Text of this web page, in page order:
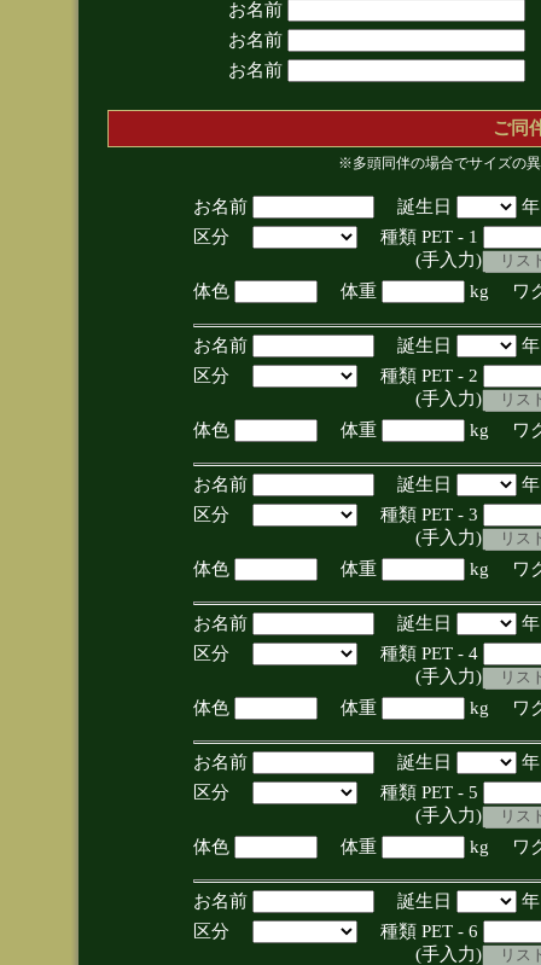
お名前
お名前
お名前
ご同
※多頭同伴の場合でサイズの
お名前 誕生日
区分
種類 PET - 1
(手入力)
体色
体重 kg ワ
お名前 誕生日
区分
種類 PET - 2
(手入力)
体色
体重 kg ワ
お名前 誕生日
区分
種類 PET - 3
(手入力)
体色
体重 kg ワ
お名前 誕生日
区分
種類 PET - 4
(手入力)
体色
体重 kg ワ
お名前 誕生日
区分
種類 PET - 5
(手入力)
体色
体重 kg ワ
お名前 誕生日
区分
種類 PET - 6
(手入力)